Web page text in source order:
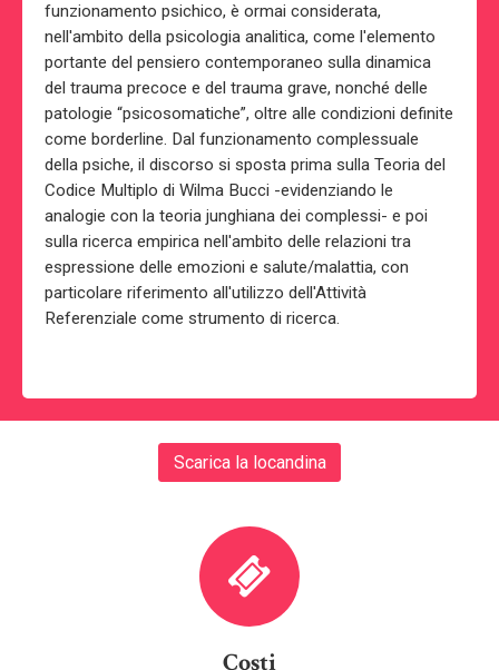
funzionamento psichico, è ormai considerata,
nell'ambito della psicologia analitica, come l'elemento
portante del pensiero contemporaneo sulla dinamica
del trauma precoce e del trauma grave, nonché delle
patologie “psicosomatiche”, oltre alle condizioni definite
come borderline. Dal funzionamento complessuale
della psiche, il discorso si sposta prima sulla Teoria del
Codice Multiplo di Wilma Bucci -evidenziando le
analogie con la teoria junghiana dei complessi- e poi
sulla ricerca empirica nell'ambito delle relazioni tra
espressione delle emozioni e salute/malattia, con
particolare riferimento all'utilizzo dell'Attività
Referenziale come strumento di ricerca.
Scarica la locandina
Costi